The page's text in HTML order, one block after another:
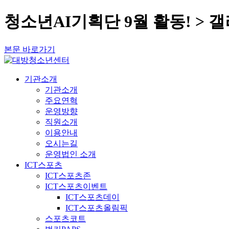
청소년AI기획단 9월 활동! > 갤
본문 바로가기
기관소개
기관소개
주요연혁
운영방향
직원소개
이용안내
오시는길
운영법인 소개
ICT스포츠
ICT스포츠존
ICT스포츠이벤트
ICT스포츠데이
ICT스포츠올림픽
스포츠코트